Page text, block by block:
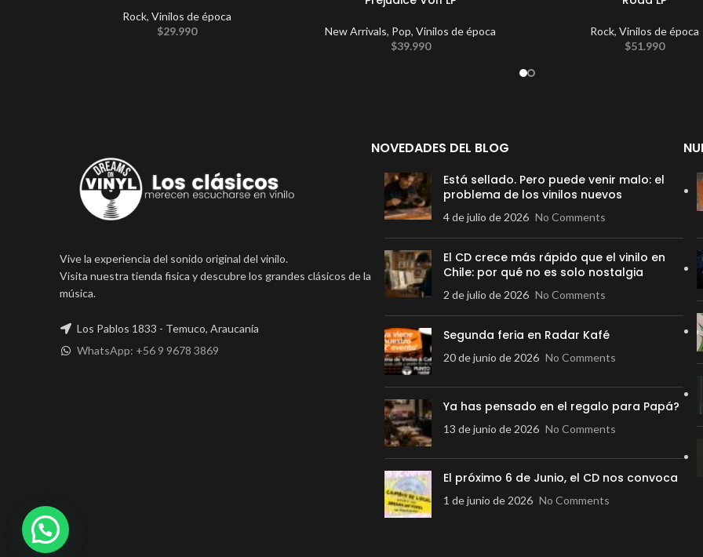
Rock, Vinilos de época
$29.990 New Arrivals, Pop, Vinilos de época
$39.990
Rock, Vinilos de época
$51.990
Vive la experiencia del sonido original del vinilo.
Visita nuestra tienda fisica y descubre los grandes clásicos de la
música.
Los Pablos 1833 - Temuco, Araucanía
WhatsApp: +56 9 9678 3869
NOVEDADES DEL BLOG
Está sellado. Pero puede venir malo: el
problema de los vinilos nuevos
4 de julio de 2026 No Comments
El CD crece más rápido que el vinilo en
Chile: por qué no es solo nostalgia
2 de julio de 2026 No Comments
Segunda feria en Radar Kafé
20 de junio de 2026 No Comments
Ya has pensado en el regalo para Papá?
13 de junio de 2026 No Comments
El próximo 6 de Junio, el CD nos convoca
1 de junio de 2026 No Comments